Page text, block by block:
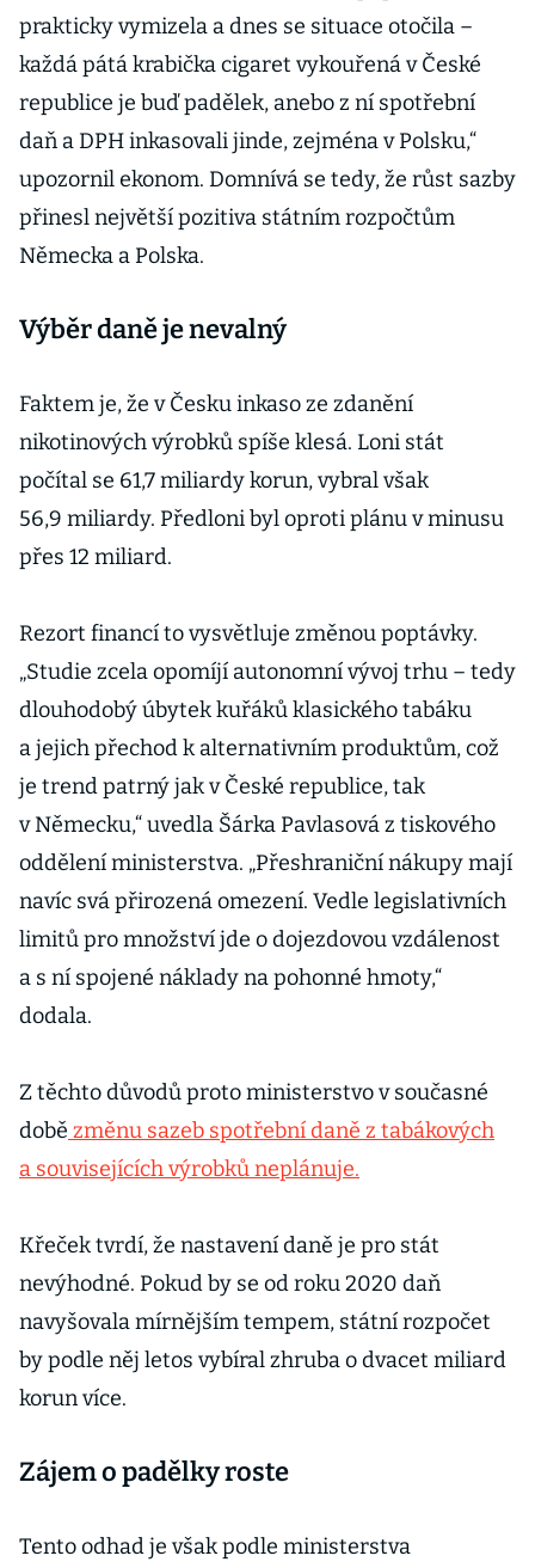
prakticky vymizela a dnes se situace otočila –
každá pátá krabička cigaret vykouřená v České
republice je buď padělek, anebo z ní spotřební
daň a DPH inkasovali jinde, zejména v Polsku,“
upozornil ekonom. Domnívá se tedy, že růst sazby
přinesl největší pozitiva státním rozpočtům
Německa a Polska.
Výběr daně je nevalný
Faktem je, že v Česku inkaso ze zdanění
nikotinových výrobků spíše klesá. Loni stát
počítal se 61,7 miliardy korun, vybral však
56,9 miliardy. Předloni byl oproti plánu v minusu
přes 12 miliard.
Rezort financí to vysvětluje změnou poptávky.
„Studie zcela opomíjí autonomní vývoj trhu – tedy
dlouhodobý úbytek kuřáků klasického tabáku
a jejich přechod k alternativním produktům, což
je trend patrný jak v České republice, tak
v Německu,“ uvedla Šárka Pavlasová z tiskového
oddělení ministerstva. „Přeshraniční nákupy mají
navíc svá přirozená omezení. Vedle legislativních
limitů pro množství jde o dojezdovou vzdálenost
a s ní spojené náklady na pohonné hmoty,“
dodala.
Z těchto důvodů proto ministerstvo v současné
době změnu sazeb spotřební daně z tabákových
a souvisejících výrobků neplánuje.
Křeček tvrdí, že nastavení daně je pro stát
nevýhodné. Pokud by se od roku 2020 daň
navyšovala mírnějším tempem, státní rozpočet
by podle něj letos vybíral zhruba o dvacet miliard
korun více.
Zájem o padělky roste
Tento odhad je však podle ministerstva